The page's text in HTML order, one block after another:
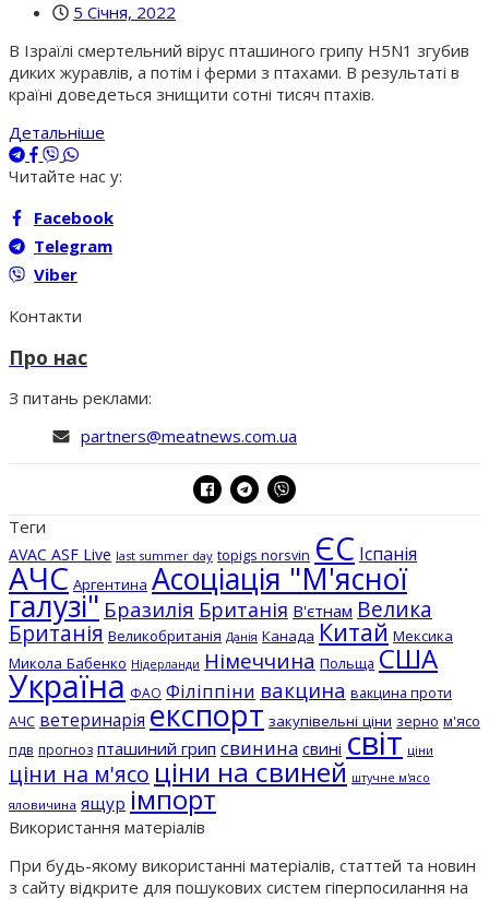
5 Січня, 2022
В Ізраїлі смертельний вірус пташиного грипу H5N1 згубив
диких журавлів, а потім і ферми з птахами. В результаті в
країні доведеться знищити сотні тисяч птахів.
Детальніше
Читайте нас у:
Facebook
Telegram
Viber
Контакти
Про нас
З питань реклами:
partners@meatnews.com.ua
Теги
AVAC ASF Live last summer day topigs norsvin ЄС Іспанія
АЧС Аргентина Асоціація "М'ясної
галузі" Бразилія Британія В'єтнам Велика
Британія Великобританія Данія Канада Китай Мексика
Микола Бабенко Нідерланди Німеччина Польща США
Україна ФАО Філіппіни вакцина вакцина проти
АЧС ветеринарія експорт закупівельні ціни зерно м'ясо
пдв прогноз пташиний грип свинина свині світ ціни
ціни на м'ясо ціни на свиней штучне м'ясо
яловичина ящур імпорт
Використання матеріалів
При будь-якому використанні матеріалів, статтей та новин
з сайту відкрите для пошукових систем гіперпосилання на